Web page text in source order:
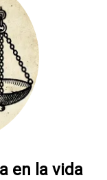
en la vida